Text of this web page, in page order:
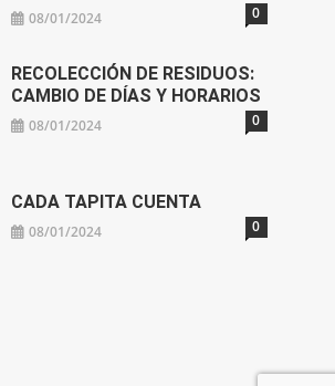
08/01/2024 0
RECOLECCIÓN DE RESIDUOS:
CAMBIO DE DÍAS Y HORARIOS
08/01/2024 0
CADA TAPITA CUENTA
08/01/2024 0